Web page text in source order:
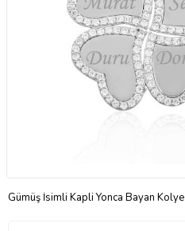
Gümüş İsimli Kapli Yonca Bayan Kolye